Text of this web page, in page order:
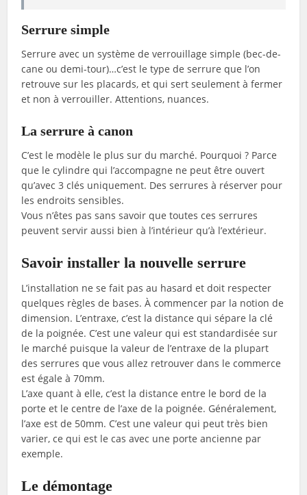
Serrure simple
Serrure avec un système de verrouillage simple (bec-de-
cane ou demi-tour)…c’est le type de serrure que l’on
retrouve sur les placards, et qui sert seulement à fermer
et non à verrouiller. Attentions, nuances.
La serrure à canon
C’est le modèle le plus sur du marché. Pourquoi ? Parce
que le cylindre qui l’accompagne ne peut être ouvert
qu’avec 3 clés uniquement. Des serrures à réserver pour
les endroits sensibles.
Vous n’êtes pas sans savoir que toutes ces serrures
peuvent servir aussi bien à l’intérieur qu’à l’extérieur.
Savoir installer la nouvelle serrure
L’installation ne se fait pas au hasard et doit respecter
quelques règles de bases. À commencer par la notion de
dimension. L’entraxe, c’est la distance qui sépare la clé
de la poignée. C’est une valeur qui est standardisée sur
le marché puisque la valeur de l’entraxe de la plupart
des serrures que vous allez retrouver dans le commerce
est égale à 70mm.
L’axe quant à elle, c’est la distance entre le bord de la
porte et le centre de l’axe de la poignée. Généralement,
l’axe est de 50mm. C’est une valeur qui peut très bien
varier, ce qui est le cas avec une porte ancienne par
exemple.
Le démontage